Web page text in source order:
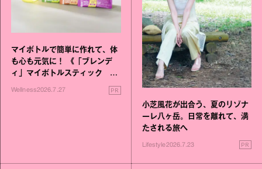
マイボトルで簡単に作れて、体
も心も元気に！ 《「ブレンデ
ィ」マイボトルスティック い
いこと毎日》シリーズが誕生
Wellness2026.7.27 PR
小芝風花が出合う、夏のリゾナ
ーレ八ヶ岳。日常を離れて、満
たされる旅へ
Lifestyle2026.7.23 PR